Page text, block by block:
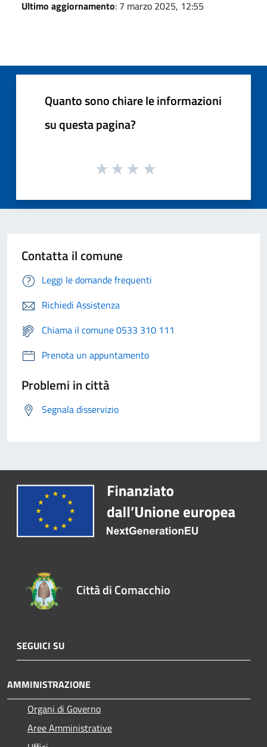
Ultimo aggiornamento: 7 marzo 2025, 12:55
Quanto sono chiare le informazioni
su questa pagina?
Contatta il comune
Leggi le domande frequenti
Richiedi Assistenza
Chiama il comune 0533 310 111
Prenota un appuntamento
Problemi in città
Segnala disservizio
Città di Comacchio
SEGUICI SU
AMMINISTRAZIONE
Organi di Governo
Aree Amministrative